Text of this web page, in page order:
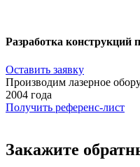
Разработка конструкций
Оставить заявку
Производим лазерное
2004 года
Получить референс-лист
Закажите